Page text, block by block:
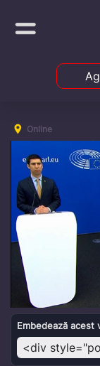
Online
Embedează acest